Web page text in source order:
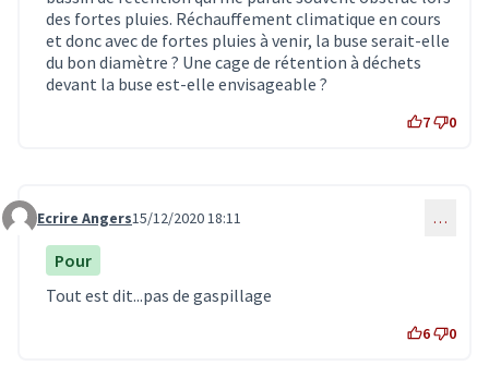
des fortes pluies. Réchauffement climatique en cours
et donc avec de fortes pluies à venir, la buse serait-elle
du bon diamètre ? Une cage de rétention à déchets
devant la buse est-elle envisageable ?
7 0
Commentaire 2400
Ecrire Angers15/12/2020 18:11 …
Pour
Tout est dit...pas de gaspillage
6 0